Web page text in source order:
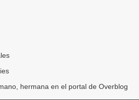
hermana en el portal de Overblog